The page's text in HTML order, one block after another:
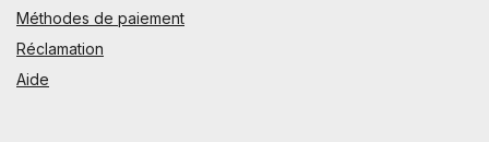
Méthodes de paiement
Réclamation
Aide